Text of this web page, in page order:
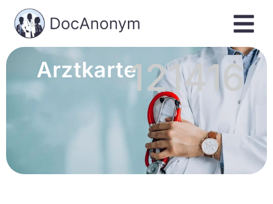
Arztkarte121416